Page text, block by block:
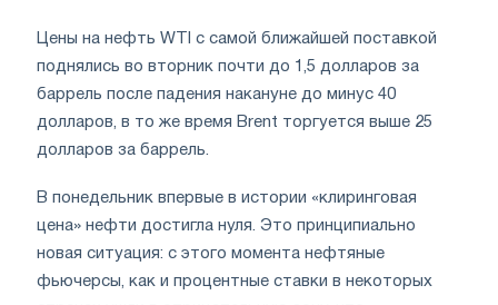
Цены на нефть WTI с самой ближайшей поставкой
поднялись во вторник почти до 1,5 долларов за
баррель после падения накануне до минус 40
долларов, в то же время Brent торгуется выше 25
долларов за баррель.
В понедельник впервые в истории «клиринговая
цена» нефти достигла нуля. Это принципиально
новая ситуация: с этого момента нефтяные
фьючерсы, как и процентные ставки в некоторых